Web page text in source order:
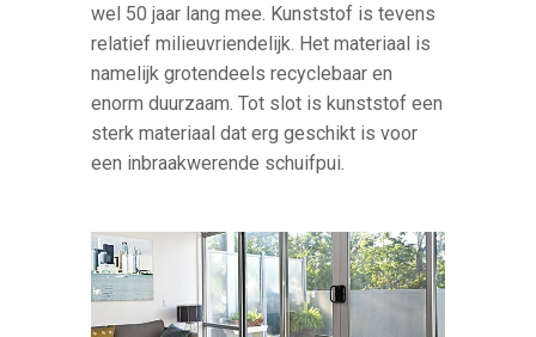
wel 50 jaar lang mee. Kunststof is tevens
relatief milieuvriendelijk. Het materiaal is
namelijk grotendeels recyclebaar en
enorm duurzaam. Tot slot is kunststof een
sterk materiaal dat erg geschikt is voor
een inbraakwerende schuifpui.